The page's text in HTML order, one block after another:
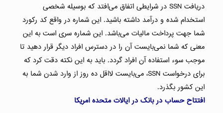
دریافت SSN در شرایطی اتفاق می‌افتد که بوسیله شخصی
استخدام شده و درآمد داشته باشید. این شماره در واقع کد رکورد
شما جهت پرداخت مالیات می‌باشد. این شماره سری است به این
معنی که شما نمی‌بایست آن را در دسترس افراد دیگر قرار دهید تا
موجب سوء استفاده آن افراد گردد. باید به این نکته دقت کرد که
برای درخواست SSN، می‌بایست لااقل ده روز از وارد شدن شما به
این کشور بگذرد.
افتتاح حساب در بانک در ایالات متحده امریکا